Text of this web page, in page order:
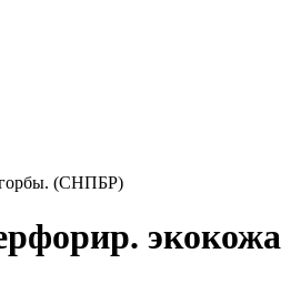
горбы. (СНПБР)
экокожа